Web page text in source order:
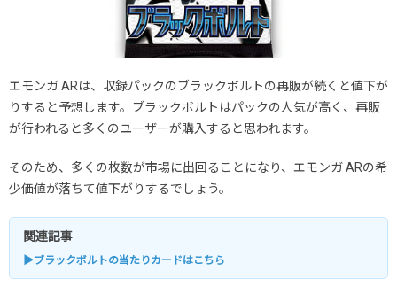
エモンガ ARは、収録パックのブラックボルトの再販が続くと値下が
りすると予想します。ブラックボルトはパックの人気が高く、再販
が行われると多くのユーザーが購入すると思われます。
そのため、多くの枚数が市場に出回ることになり、エモンガ ARの希
少価値が落ちて値下がりするでしょう。
関連記事
▶ブラックボルトの当たりカードはこちら